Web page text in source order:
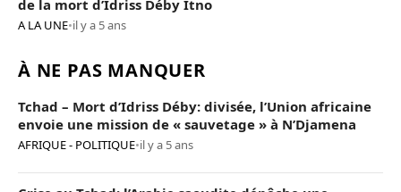
de la mort d’Idriss Déby Itno
A LA UNE•il y a 5 ans
À NE PAS MANQUER
Tchad – Mort d’Idriss Déby: divisée, l’Union africaine
envoie une mission de « sauvetage » à N’Djamena
AFRIQUE - POLITIQUE•il y a 5 ans